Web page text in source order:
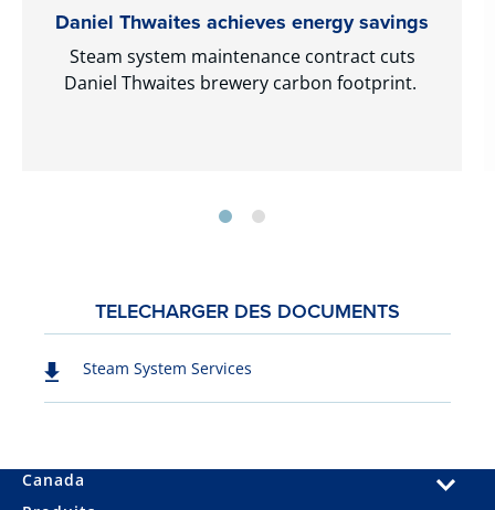
Daniel Thwaites achieves energy savings
Steam system maintenance contract cuts
Daniel Thwaites brewery carbon footprint.
TELECHARGER DES DOCUMENTS
Steam System Services
Canada